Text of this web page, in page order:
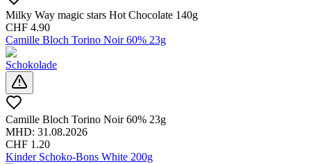
Milky Way magic stars Hot Chocolate 140g
CHF 4.90
Camille Bloch Torino Noir 60% 23g
Schokolade
Camille Bloch Torino Noir 60% 23g
MHD: 31.08.2026
CHF 1.20
Kinder Schoko-Bons White 200g